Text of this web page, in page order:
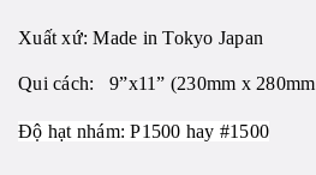
Xuất xứ: Made in Tokyo Japan
Qui cách: 9”x11” (230mm x 280mm
Độ hạt nhám: P1500 hay #1500